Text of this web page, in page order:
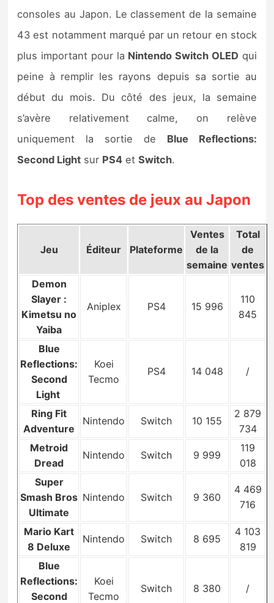
Autres tests
Previews
Précommandes
Précommandes jeux Switch 2
Sorties de jeux
Guides
consoles au Japon. Le classement de la semaine
43 est notamment marqué par un retour en stock
plus important pour la Nintendo Switch OLED qui
peine à remplir les rayons depuis sa sortie au
début du mois. Du côté des jeux, la semaine
s’avère relativement calme, on relève
uniquement la sortie de Blue Reflections:
Second Light sur PS4 etSwitch.
Top des ventes de jeux au Japon
Jeu Éditeur Plateforme
Ventes
de la
semaine
Total
de
ventes
Demon
Slayer :
Kimetsu no
Yaiba
Aniplex PS4 15 996
110
845
Blue
Reflections:
Second
Light
Koei
Tecmo
PS4 14 048 /
Ring Fit
Adventure
Nintendo Switch 10 155
2 879
734
Metroid
Dread
Nintendo Switch 9 999
119
018
Super
Smash Bros
Ultimate
Nintendo Switch 9 360
4 469
716
Mario Kart
8 Deluxe
Nintendo Switch 8 695
4 103
819
Blue
Reflections:
Second
Koei
Tecmo
Switch 8 380 /